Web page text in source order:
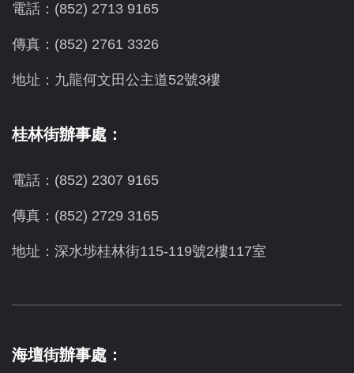
電話：(852) 2713 9165
傳真：(852) 2761 3326
地址：九龍何文田公主道52號3樓
桂林街辦事處：
電話：(852) 2307 9165
傳真：(852) 2729 3165
地址：深水埗桂林街115-119號2樓117室
海壇街辦事處：